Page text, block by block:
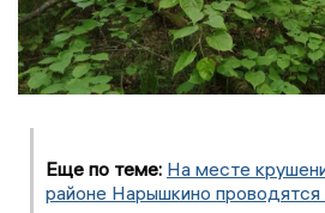
Еще по теме: На месте
районе Нарышкино проводятся